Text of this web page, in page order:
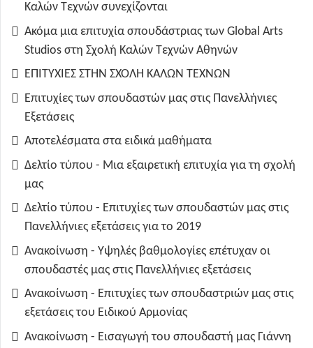
Καλών Τεχνών συνεχίζονται
Ακόμα μια επιτυχία σπουδάστριας των Global Arts
Studios στη Σχολή Καλών Τεχνών Αθηνών
ΕΠΙΤΥΧΙΕΣ ΣΤΗΝ ΣΧΟΛΗ ΚΑΛΩΝ ΤΕΧΝΩΝ
Επιτυχίες των σπουδαστών μας στις Πανελλήνιες
Εξετάσεις
Αποτελέσματα στα ειδικά μαθήματα
Δελτίο τύπου - Μια εξαιρετική επιτυχία για τη σχολή
μας
Δελτίο τύπου - Επιτυχίες των σπουδαστών μας στις
Πανελλήνιες εξετάσεις για το 2019
Ανακοίνωση - Υψηλές βαθμολογίες επέτυχαν οι
σπουδαστές μας στις Πανελλήνιες εξετάσεις
Ανακοίνωση - Επιτυχίες των σπουδαστριών μας στις
εξετάσεις του Ειδικού Αρμονίας
Ανακοίνωση - Εισαγωγή του σπουδαστή μας Γιάννη